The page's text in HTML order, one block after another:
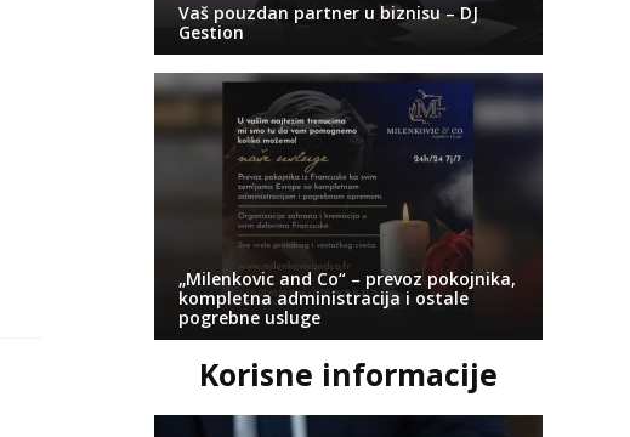
Vaš pouzdan partner u biznisu – DJ
Gestion
„Milenkovic and Co“ – prevoz pokojnika,
kompletna administracija i ostale
pogrebne usluge
Korisne informacije